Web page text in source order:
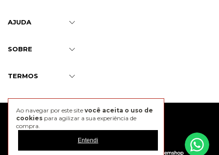
Ao navegar por este site você aceita o uso de
cookies para agilizar a sua experiência de
compra.
Entendi
AJUDA
SOBRE
TERMOS
@2026 J. Chermann
Developed by Tecnology